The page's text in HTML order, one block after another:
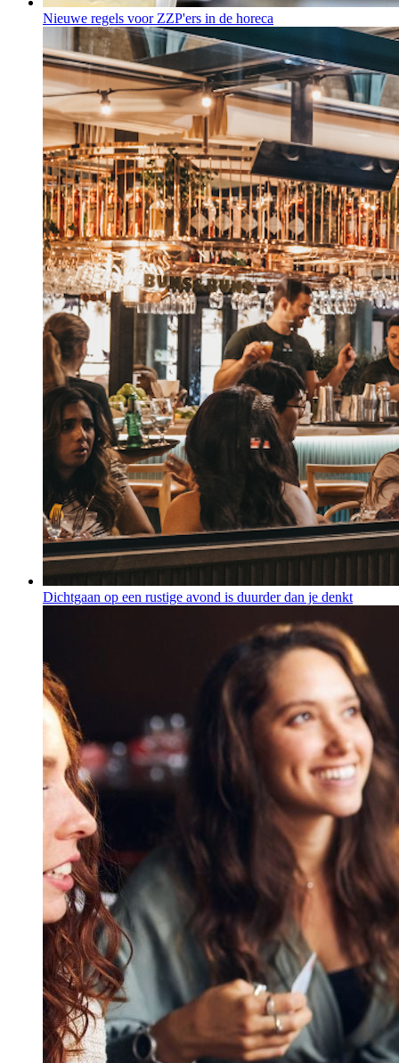
Nieuwe regels voor ZZP'ers in de horeca
Dichtgaan op een rustige avond is duurder dan je denkt